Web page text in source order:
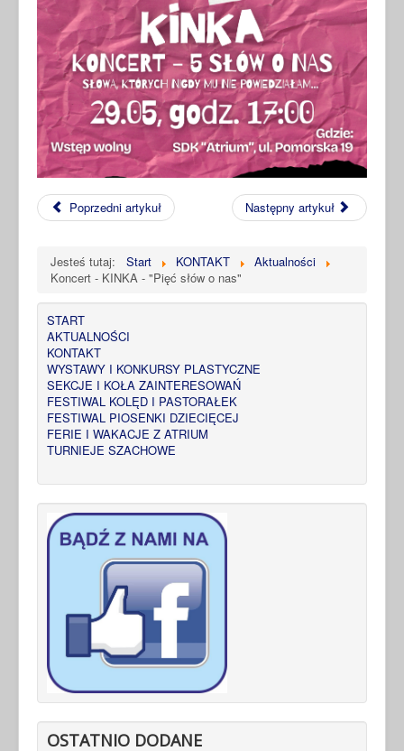
Poprzedni artykuł Następny artykuł
Jesteś tutaj: Start KONTAKT
Aktualności
Koncert - KINKA - "Pięć słów o nas"
START
AKTUALNOŚCI
KONTAKT
WYSTAWY I KONKURSY PLASTYCZNE
SEKCJE I KOŁA ZAINTERESOWAŃ
FESTIWAL KOLĘD I PASTORAŁEK
FESTIWAL PIOSENKI DZIECIĘCEJ
FERIE I WAKACJE Z ATRIUM
TURNIEJE SZACHOWE
OSTATNIO DODANE